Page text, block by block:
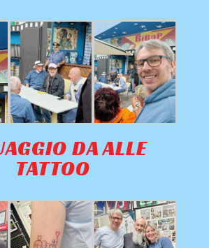
DA ALLE
TATTOO